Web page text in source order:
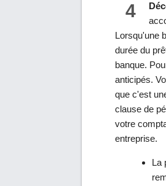
4
Lorsqu'une
durée du
banque.
anticipés.
que c'est
clause de
votre
entreprise.
La